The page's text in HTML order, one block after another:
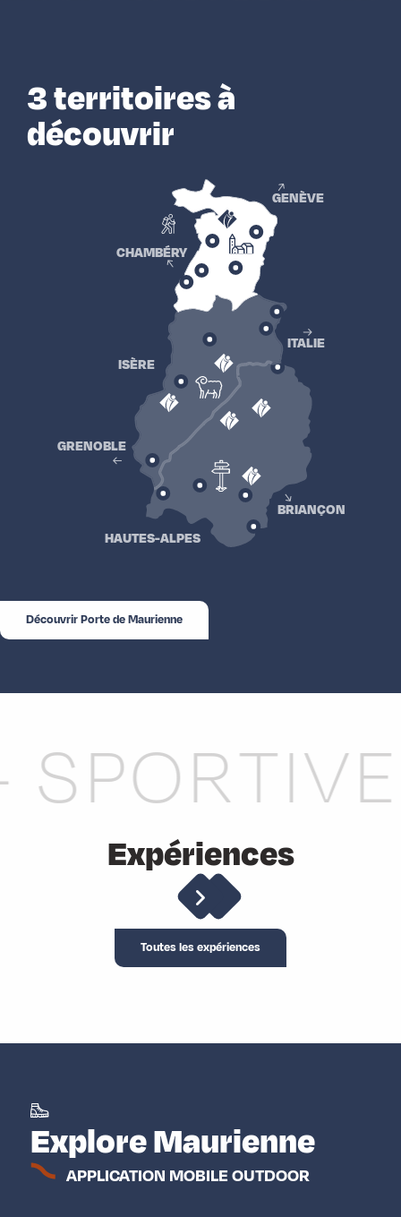
3 territoires à
découvrir
HAUTES-ALPES
ISÈRE
GRENOBLE
CHAMBÉRY
GENÈVE
ITALIE
BRIANÇON
Découvrir Porte de Maurienne
-
Expériences
Toutes les expériences
Explore Maurienne
APPLICATION MOBILE OUTDOOR